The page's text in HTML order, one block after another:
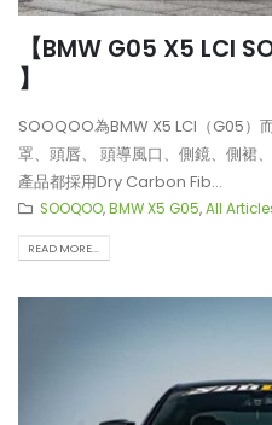
【BMW G05 X5 LCI
】
SOOQOO為BMW X5 LCI（G05）
罩、頭唇、 頭導風口、側鏡、側裙
產品都採用Dry Carbon Fib...
SOOQOO,BMW X5 G05,All
READ MORE...